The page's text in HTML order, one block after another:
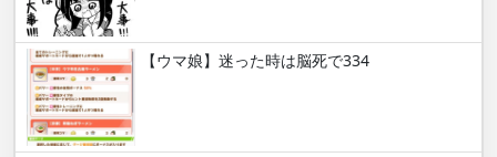
【ウマ娘】迷った時は脳死で334